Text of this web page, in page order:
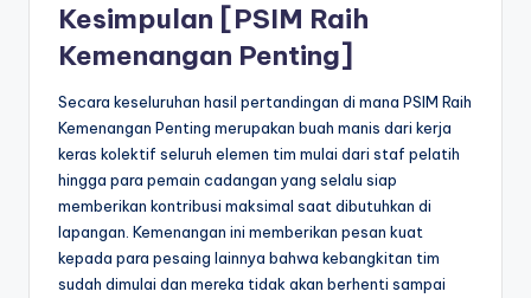
Kesimpulan [PSIM Raih
Kemenangan Penting]
Secara keseluruhan hasil pertandingan di mana PSIM Raih
Kemenangan Penting merupakan buah manis dari kerja
keras kolektif seluruh elemen tim mulai dari staf pelatih
hingga para pemain cadangan yang selalu siap
memberikan kontribusi maksimal saat dibutuhkan di
lapangan. Kemenangan ini memberikan pesan kuat
kepada para pesaing lainnya bahwa kebangkitan tim
sudah dimulai dan mereka tidak akan berhenti sampai